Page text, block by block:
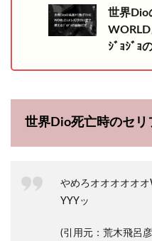
世界Dio
ｼﾞｮｼﾞｮ
世界Dio死亡時のセリ
やめろオオオオオ
YYYッ
(引用元：荒木飛呂